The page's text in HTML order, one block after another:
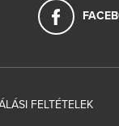
FELTÉTELEK